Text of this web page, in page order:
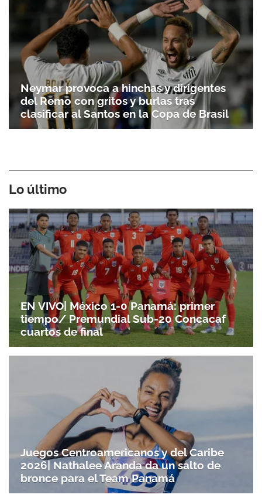
Neymar provoca a hinchas y dirigentes
del Remo con gritos y burlas tras
clasificar al Santos en la Copa de Brasil
Lo último
EN VIVO| México 1-0 Panamá: primer
tiempo/ Premundial Sub-20 Concacaf
cuartos de final
Juegos Centroamericanos y del Caribe
2026| Nathalee Aranda da un salto de
bronce para el Team Panamá